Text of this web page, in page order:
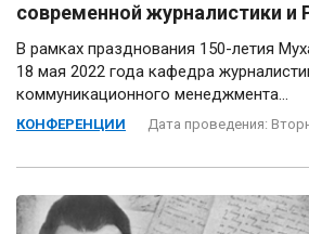
современной журналистики и
В рамках празднования 150-летия
18 мая 2022 года кафедра
коммуникационного менеджмента...
КОНФЕРЕНЦИИ Дата проведения: